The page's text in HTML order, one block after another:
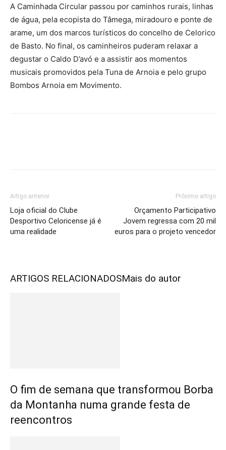
A Caminhada Circular passou por caminhos rurais, linhas
de água, pela ecopista do Tâmega, miradouro e ponte de
arame, um dos marcos turísticos do concelho de Celorico
de Basto. No final, os caminheiros puderam relaxar a
degustar o Caldo D’avó e a assistir aos momentos
musicais promovidos pela Tuna de Arnoia e pelo grupo
Bombos Arnoia em Movimento.
Artigo anterior
Loja oficial do Clube
Desportivo Celoricense já é
uma realidade
Próximo artigo
Orçamento Participativo
Jovem regressa com 20 mil
euros para o projeto vencedor
ARTIGOS RELACIONADOSMais do autor
O fim de semana que transformou Borba
da Montanha numa grande festa de
reencontros